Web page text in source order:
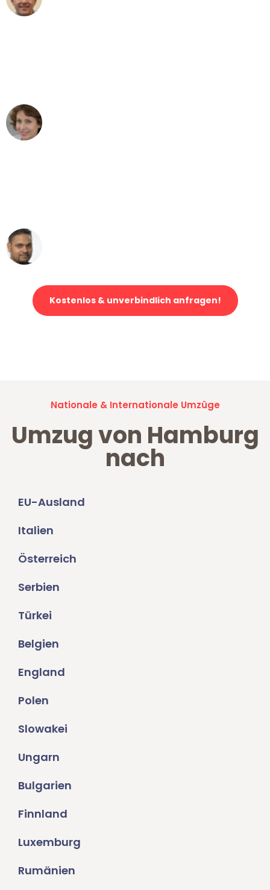
Kostenlos & unverbindlich anfragen!
Nationale & Internationale Umzüge
Umzug von Hamburg
nach
EU-Ausland
Italien
Österreich
Serbien
Türkei
Belgien
England
Polen
Slowakei
Ungarn
Bulgarien
Finnland
Luxemburg
Rumänien